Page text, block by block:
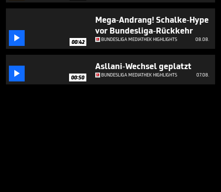
 00:42
Mega-Andrang! Schalke-Hype
vor Bundesliga-Rückkehr
BUNDESLIGA MEDIATHEK HIGHLIGHTS 08.08.
 00:50
Asllani-Wechsel geplatzt
BUNDESLIGA MEDIATHEK HIGHLIGHTS 07.08.